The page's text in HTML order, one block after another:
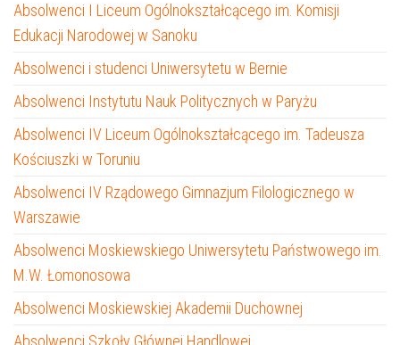
Absolwenci I Liceum Ogólnokształcącego im. Komisji
Edukacji Narodowej w Sanoku
Absolwenci i studenci Uniwersytetu w Bernie
Absolwenci Instytutu Nauk Politycznych w Paryżu
Absolwenci IV Liceum Ogólnokształcącego im. Tadeusza
Kościuszki w Toruniu
Absolwenci IV Rządowego Gimnazjum Filologicznego w
Warszawie
Absolwenci Moskiewskiego Uniwersytetu Państwowego im.
M.W. Łomonosowa
Absolwenci Moskiewskiej Akademii Duchownej
Absolwenci Szkoły Głównej Handlowej